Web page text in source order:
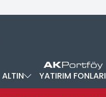
ALTIN YATIRIM FONLARI